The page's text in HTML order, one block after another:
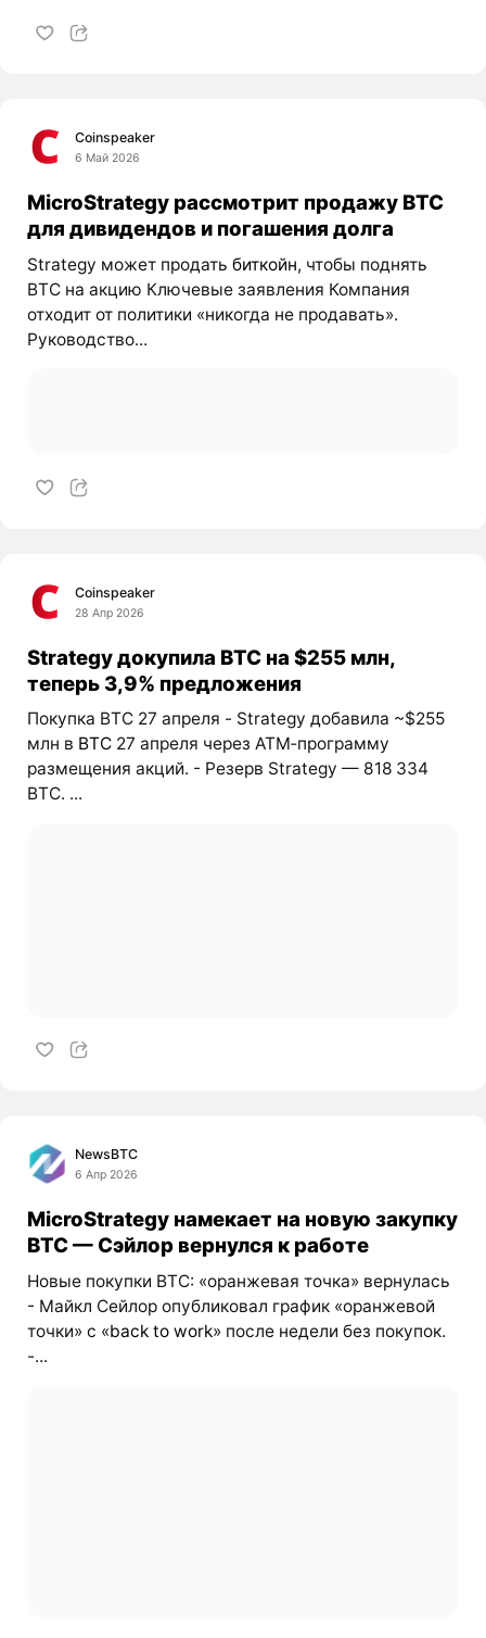
Coinspeaker
6 Май 2026
MicroStrategy рассмотрит продажу BTC
для дивидендов и погашения долга
Strategy может продать биткойн, чтобы поднять
BTC на акцию Ключевые заявления Компания
отходит от политики «никогда не продавать».
Руководство...
Coinspeaker
28 Апр 2026
Strategy докупила BTC на $255 млн,
теперь 3,9% предложения
Покупка BTC 27 апреля - Strategy добавила ~$255
млн в BTC27 апреля через ATM‑программу
размещения акций. - Резерв Strategy — 818 334
BTC. ...
NewsBTC
6 Апр 2026
MicroStrategy намекает на новую закупку
BTC — Сэйлор вернулся к работе
Новые покупки BTC: «оранжевая точка» вернулась
- Майкл Сейлор опубликовал график «оранжевой
точки» с «back to work» после недели без покупок.
-...